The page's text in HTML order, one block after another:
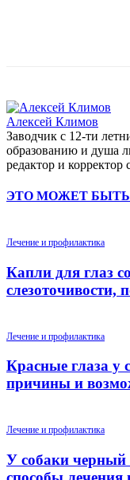
Алексей Климов
Заводчик c 12-ти
образованию и душа
редактор и
ЭТО МОЖЕТ
Лечение и профилактика
Капли для глаз
слезоточивости,
Лечение и профилактика
Красные глаза у
причины и
Лечение и профилактика
У собаки